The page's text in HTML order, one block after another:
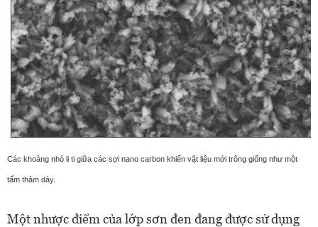
Các khoảng nhỏ li ti giữa các sợi nano carbon khiến vật liệu mới trông giống như một
tấm thảm dày.
Một nhược điểm của lớp sơn đen đang được sử dụng